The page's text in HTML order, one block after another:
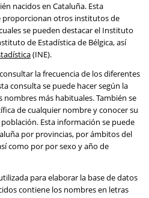
nacidos en Cataluña. Esta
proporcionan otros institutos de
se pueden destacar el Instituto
de Estadística de Bélgica, así
(INE).
la frecuencia de los diferentes
consulta se puede hacer según la
más habituales. También se
de cualquier nombre y conocer su
Esta información se puede
por provincias, por ámbitos del
como por por sexo y año de
para elaborar la base de datos
contiene los nombres en letras